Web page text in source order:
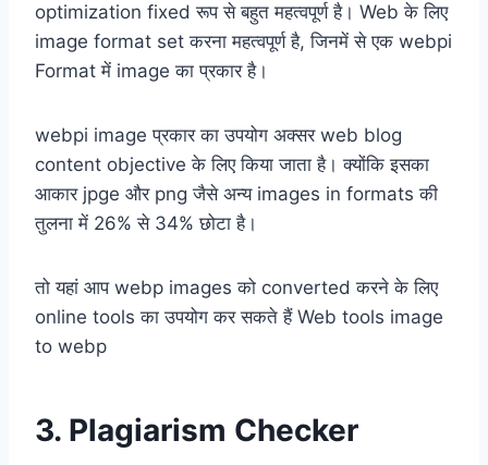
optimization fixed रूप से बहुत महत्वपूर्ण है। Web के लिए
image format set करना महत्वपूर्ण है, जिनमें से एक webpi
Format में image का प्रकार है।
webpi image प्रकार का उपयोग अक्सर web blog
content objective के लिए किया जाता है। क्योंकि इसका
आकार jpge और png जैसे अन्य images in formats की
तुलना में 26% से 34% छोटा है।
तो यहां आप webp images को converted करने के लिए
online tools का उपयोग कर सकते हैं Web tools image
to webp
3. Plagiarism Checker